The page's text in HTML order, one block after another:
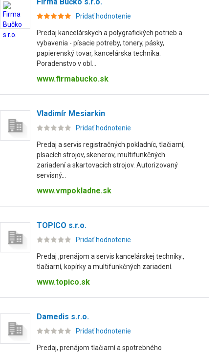
Pridať hodnotenie
Predaj kancelárskych a polygrafických potrieb a
vybavenia - písacie potreby, tonery, pásky,
papierenský tovar, kancelárska technika.
Poradenstvo v obl...
www.firmabucko.sk
Vladimír Mesiarkin
Pridať hodnotenie
Predaj a servis registračných pokladníc, tlačiarní,
písacích strojov, skenerov, multifunkčných
zariadení a skartovacích strojov. Autorizovaný
servisný...
www.vmpokladne.sk
TOPICO s.r.o.
Pridať hodnotenie
Predaj ,prenájom a servis kancelárskej techniky.,
tlačiarní, kopírky a multifunkčných zariadení.
www.topico.sk
Damedis s.r.o.
Pridať hodnotenie
Predaj, prenájom tlačiarní a spotrebného